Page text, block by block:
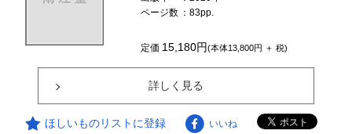
ページ数 ：83pp.
定価 15,180円(本体13,800円 ＋ 税)
詳しく見る
ほしいものリストに登録 いいね